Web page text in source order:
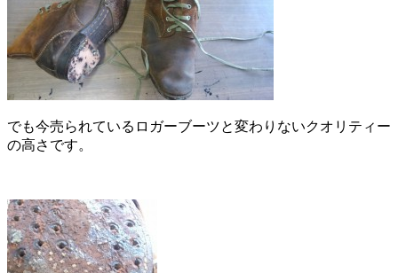
でも今売られているロガーブーツと変わりないクオリティー
の高さです。